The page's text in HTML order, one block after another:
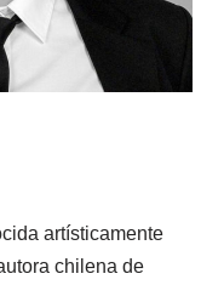
artísticamente
chilena de